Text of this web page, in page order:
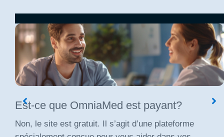
Est-ce que OmniaMed est payant?
Non, le site est gratuit. Il s’agit d’une plateforme